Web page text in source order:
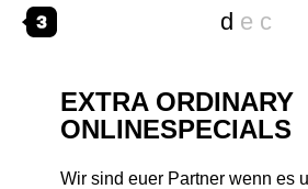
d e c
EXTRA ORDINARY
ONLINESPECIALS
Wir sind euer Partner wenn es